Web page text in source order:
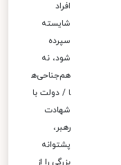
افراد
شایسته
سپرده
شود، نه
هم‌جناحی‌ه
ا / دولت با
شهادت
رهبر،
پشتوانه
بزرگی را از